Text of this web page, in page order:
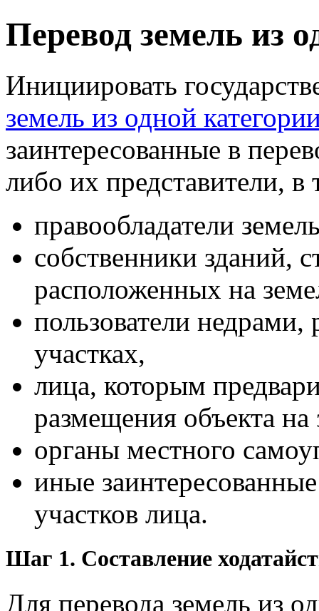
Перевод земель из
Инициировать
земель из одной
заинтересованные в
либо их представители, в
правообладатели
собственники зданий,
расположенных на
пользователи
участках,
лица, которым
размещения объекта на
органы местного
иные
участков лица.
Шаг 1. Составление
Для перевода земель из